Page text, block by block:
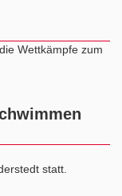
Wettkämpfe zum
statt.